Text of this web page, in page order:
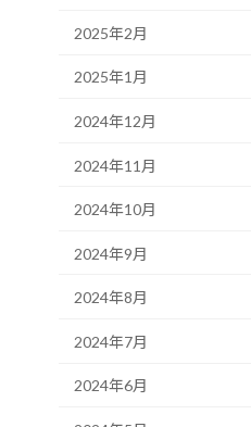
2025年2月
2025年1月
2024年12月
2024年11月
2024年10月
2024年9月
2024年8月
2024年7月
2024年6月